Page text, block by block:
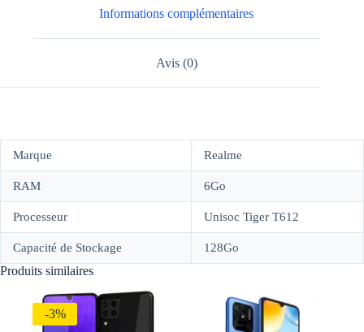
Informations complémentaires
Avis (0)
Marque Realme
RAM 6Go
Processeur Unisoc Tiger T612
Capacité de Stockage 128Go
Produits similaires
-3%